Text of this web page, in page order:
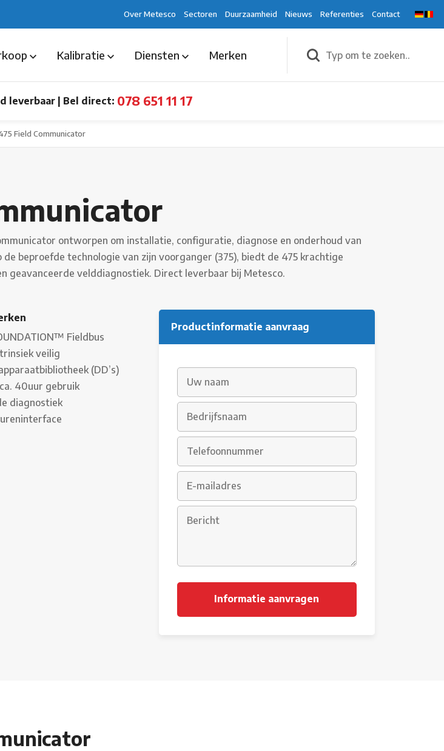
Over Metesco Sectoren Duurzaamheid Nieuws Referenties Contact
Kalibratie Diensten Merken
leverbaar Bel direct: 078 651 11 17
Field Communicator
ontworpen om installatie, configuratie, diagnose en onderhoud van
beproefde technologie van zijn voorganger (375), biedt de 475 krachtige
geavanceerde velddiagnostiek. Direct leverbaar bij Metesco.
Fieldbus
veilig
(DD’s)
40uur gebruik
diagnostiek
Productinformatie aanvraag